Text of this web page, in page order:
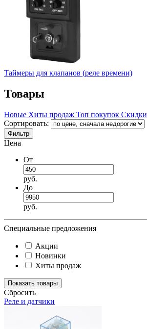
Таймеры для клапанов (реле времени)
Товары
Новые Хиты продаж Топ покупок Скидки
Сортировать:
Фильтр
Цена
От
руб.
До
руб.
Специальные предложения
Акции
Новинки
Хиты продаж
Cбросить
Реле и датчики